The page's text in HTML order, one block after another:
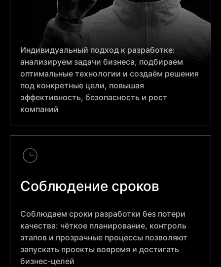
Индивидуальный подход к разработке:
анализируем задачи бизнеса, подбираем
оптимальные технологии и создаём решения
под конкретные цели, повышая
эффективность, безопасность и рост
компаний
Соблюдение сроков
Соблюдаем сроки разработки без потери
качества: чёткое планирование, контроль
этапов и прозрачные процессы позволяют
запускать проекты вовремя и достигать
бизнес-целей